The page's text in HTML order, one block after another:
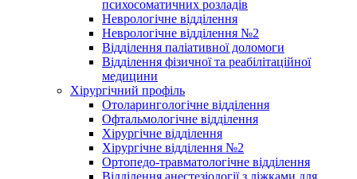
психосоматичних розладів
Неврологічне відділення
Неврологічне відділення №2
Відділення паліативної доломоги
Відділення фізичної та реабілітаційної
медицини
Хірургічний профіль
Отоларингологічне відділення
Офтальмологічне відділення
Хірургічне відділення
Хірургічне відділення №2
Ортопедо-травматологічне відділення
Відділення анестезіології з ліжками для